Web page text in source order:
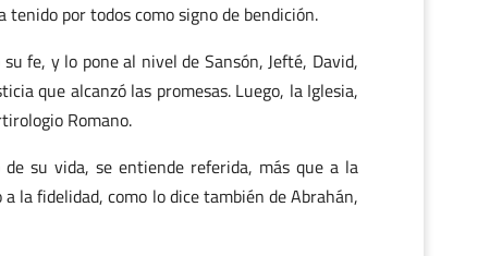
por todos como signo de bendición.
fe, y lo pone al nivel de Sansón, Jefté, David,
que alcanzó las promesas. Luego, la Iglesia,
Romano.
su vida, se entiende referida, más que a la
la fidelidad, como lo dice también de Abrahán,